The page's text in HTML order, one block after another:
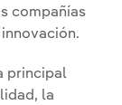
compañías
principal
la